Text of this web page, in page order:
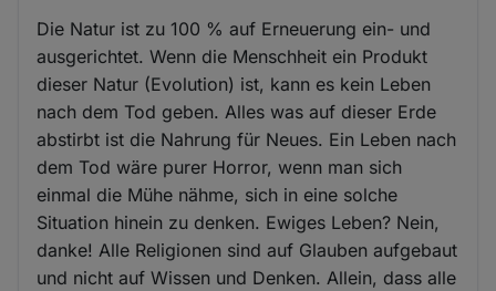
Die Natur ist zu 100 % auf Erneuerung ein- und
ausgerichtet. Wenn die Menschheit ein Produkt
dieser Natur (Evolution) ist, kann es kein Leben
nach dem Tod geben. Alles was auf dieser Erde
abstirbt ist die Nahrung für Neues. Ein Leben nach
dem Tod wäre purer Horror, wenn man sich
einmal die Mühe nähme, sich in eine solche
Situation hinein zu denken. Ewiges Leben? Nein,
danke! Alle Religionen sind auf Glauben aufgebaut
und nicht auf Wissen und Denken. Allein, dass alle